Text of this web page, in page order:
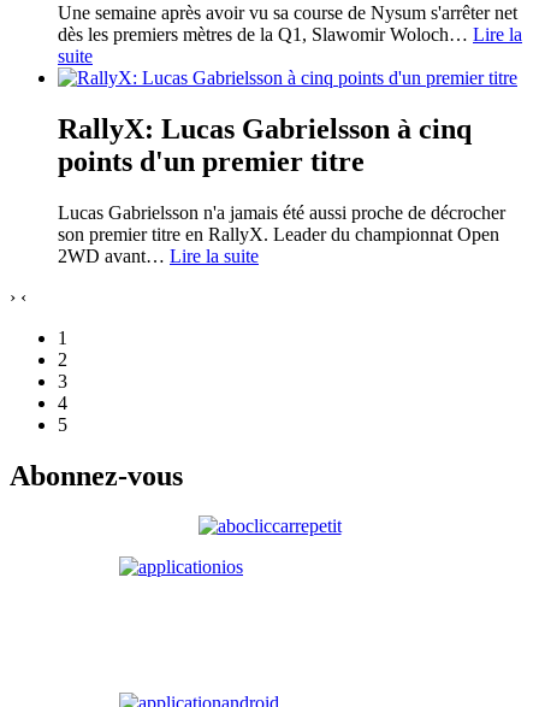
Une semaine après avoir vu sa course de Nysum s'arrêter net
dès les premiers mètres de la Q1, Slawomir Woloch… Lire la
suite
RallyX: Lucas Gabrielsson à cinq
points d'un premier titre
Lucas Gabrielsson n'a jamais été aussi proche de décrocher
son premier titre en RallyX. Leader du championnat Open
2WD avant… Lire la suite
› ‹
1
2
3
4
5
Abonnez-vous